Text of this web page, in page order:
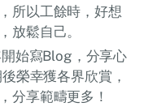
所以工餘時，好想
放鬆自己。
始寫Blog，分享心
榮幸獲各界欣賞，
分享範疇更多！